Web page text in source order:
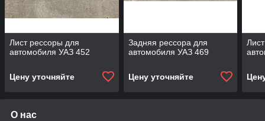
Лист рессоры для
автомобиля УАЗ 452
Цену уточняйте
Задняя рессора для
автомобиля УАЗ 469
Цену уточняйте
О нас